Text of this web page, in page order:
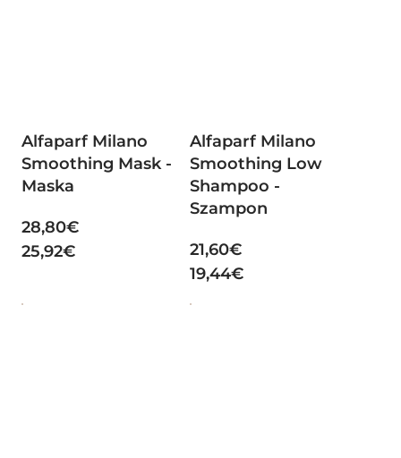
Alfaparf Milano
Smoothing Mask -
Maska
28,80€
25,92€
Alfaparf Milano
Smoothing Low
Shampoo -
Szampon
21,60€
19,44€